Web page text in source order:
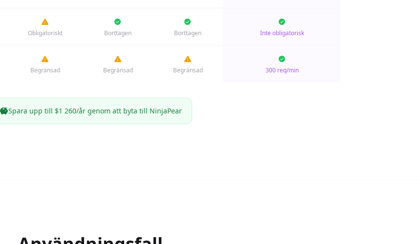
Obligatoriskt Borttagen Borttagen Inte obligatorisk
Begränsad Begränsad Begränsad 300 req/min
Spara upp till $1 260/år genom att byta till NinjaPear